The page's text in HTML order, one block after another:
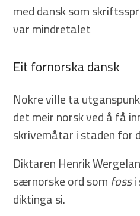
med dansk som
var mindretalet
Eit fornorska dansk
Nokre ville ta
det meir norsk ved å få
skrivemåtar i staden for
Diktaren Henrik
særnorske ord somfossi
diktinga si.